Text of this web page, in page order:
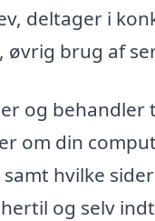
deltager i
øvrig brug af
og
om din
hvilke
og selv